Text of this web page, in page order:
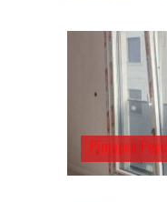
Pimapen